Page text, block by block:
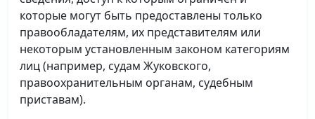
которые могут быть предоставлены только
правообладателям, их представителям или
некоторым установленным законом категориям
лиц (например, судам Жуковского,
правоохранительным органам, судебным
приставам).